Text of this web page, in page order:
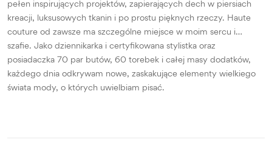
pełen inspirujących projektów, zapierających dech w piersiach
kreacji, luksusowych tkanin i po prostu pięknych rzeczy. Haute
couture od zawsze ma szczególne miejsce w moim sercu i…
szafie. Jako dziennikarka i certyfikowana stylistka oraz
posiadaczka 70 par butów, 60 torebek i całej masy dodatków,
każdego dnia odkrywam nowe, zaskakujące elementy wielkiego
świata mody, o których uwielbiam pisać.